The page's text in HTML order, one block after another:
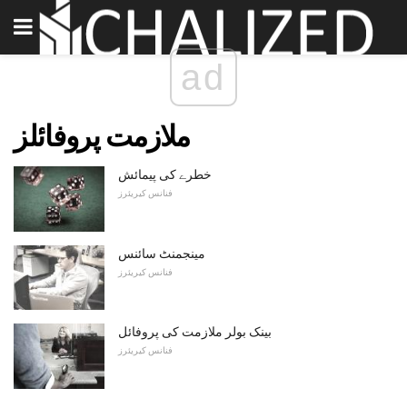
ad
ملازمت پروفائلز
خطرے کی پیمائش
فنانس کیریئرز
مینجمنٹ سائنس
فنانس کیریئرز
بینک بولر ملازمت کی پروفائل
فنانس کیریئرز